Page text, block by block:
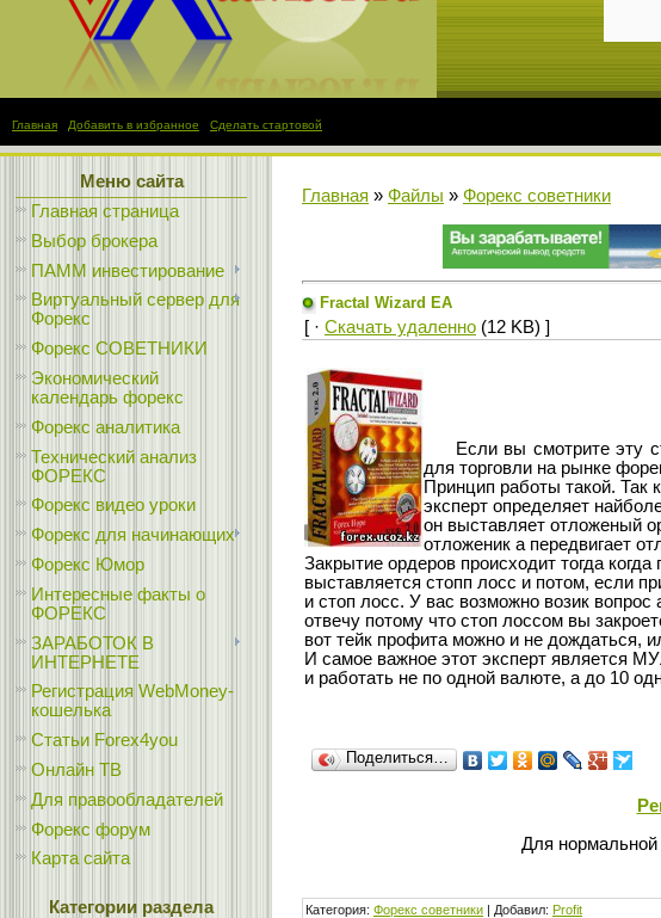
Главная Добавить в избранное Сделать стартовой
Меню сайта
Главная страница
Выбор брокера
ПАММ инвестирование
Виртуальный сервер для
Форекс
Форекс СОВЕТНИКИ
Экономический
календарь форекс
Форекс аналитика
Технический анализ
ФОРЕКС
Форекс видео уроки
Форекс для начинающих
Форекс Юмор
Интересные факты о
ФОРЕКС
ЗАРАБОТОК В
ИНТЕРНЕТЕ
Регистрация WebMoney-
кошелька
Статьи Forex4you
Онлайн ТВ
Для правообладателей
Форекс форум
Карта сайта
Категории раздела
Главная » Файлы » Форекс cоветники
Fractal Wizard EA
[ · Скачать удаленно (12 KB) ]
Если вы смотрите эту
для торговли на рынке
Принцип работы такой. Так
эксперт определяет
он выставляет отложеный
отложеник а передвигает
Закрытие ордеров происходит тогда
выставляется стопп лосс и потом, если
и стоп лосс. У вас возможно возик
отвечу потому что стоп лоссом вы
вот тейк профита можно и не дождаться,
И самое важное этот эксперт
и работать не по одной валюте, а до 10
Поделиться…
Для нормальной
Категория: Форекс cоветники | Добавил: Profit